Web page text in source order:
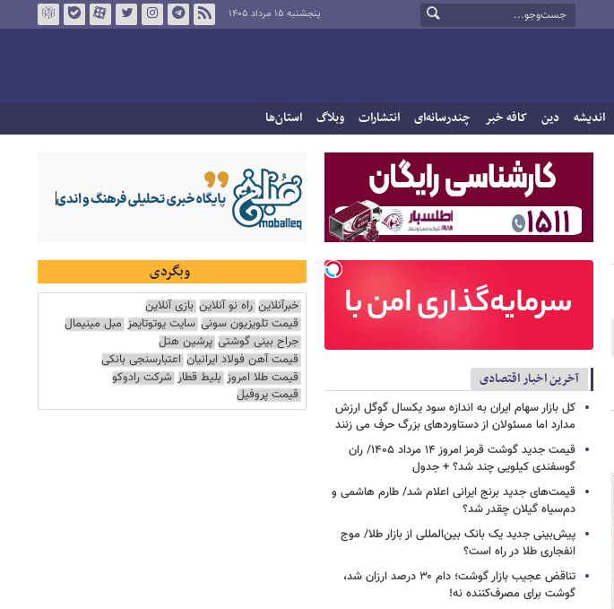
پنجشنبه ۱۵ مرداد ۱۴۰۵
اندیشه دین کافه خبر چندرسانه‌ای انتشارات وبلاگ استان‌ها
آخرین اخبار اقتصادی
کل بازار سهام ایران به اندازه سود یکسال گوگل ارزش
مدارد اما مسئولان از دستاوردهای بزرگ حرف می زنند
قیمت جدید گوشت قرمز امروز ۱۴ مرداد ۱۴۰۵/ ران
گوسفندی کیلویی چند شد؟ + جدول
قیمت‌های جدید برنج ایرانی اعلام شد/ طارم هاشمی و
دم‌سیاه گیلان چقدر شد؟
پیش‌بینی جدید یک بانک بین‌المللی از بازار طلا/ موج
انفجاری طلا در راه است؟
تناقض عجیب بازار گوشت؛ دام ۳۰ درصد ارزان شد،
گوشت برای مصرف‌کننده نه!
وبگردی
خبرآنلاین راه نو آنلاین بازی آنلاین
قیمت تلویزیون سونی سایت یوتوتایمز مبل مینیمال
جراح بینی گوشتی پرشین هتل
قیمت آهن فولاد ایرانیان اعتبارسنجی بانکی
قیمت طلا امروز بلیط قطار شرکت رادوکو
قیمت پروفیل